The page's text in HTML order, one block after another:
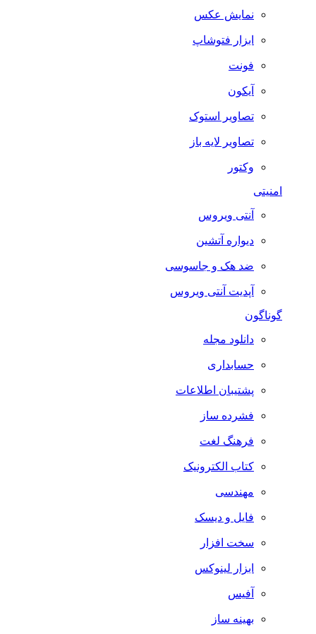
نمایش عکس
ابزار فتوشاپ
فونت
آیکون
تصاویر استوک
تصاویر لایه باز
وکتور
امنیتی
آنتی ویروس
دیواره آتشین
ضد هک و جاسوسی
آپدیت آنتی ویروس
گوناگون
دانلود مجله
حسابداری
پشتیبان اطلاعات
فشرده ساز
فرهنگ لغت
کتاب الکترونیک
مهندسی
فایل و دیسک
سخت افزار
ابزار لینوکس
آفیس
بهینه ساز